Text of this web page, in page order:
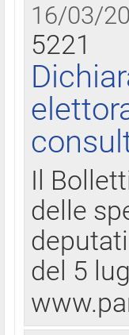
16/03/
5221
Il
delle
del 5